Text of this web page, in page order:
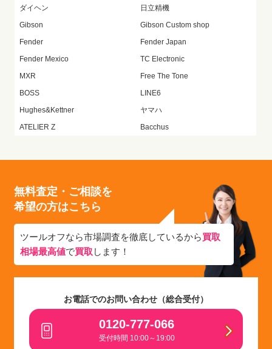
ダイヘン
日立精機
Gibson
Gibson Custom shop
Fender
Fender Japan
Fender Mexico
TC Electronic
MXR
Free The Tone
BOSS
LINE6
Hughes&Kettner
ヤマハ
ATELIER Z
Bacchus
無料査定・ご相談を
希望の方はこちら
ツールオフなら市場調査を徹底しているから買取
相場最高値で買取 します！
お電話でのお問い合わせ（総合受付）
0120-777-066
受付時間 10:00～19:00